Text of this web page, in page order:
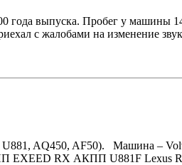
года выпуска. Пробег у машины
с жалобами на изменение
AQ450, AF50). Машина –
RX АКПП U881F Lexus